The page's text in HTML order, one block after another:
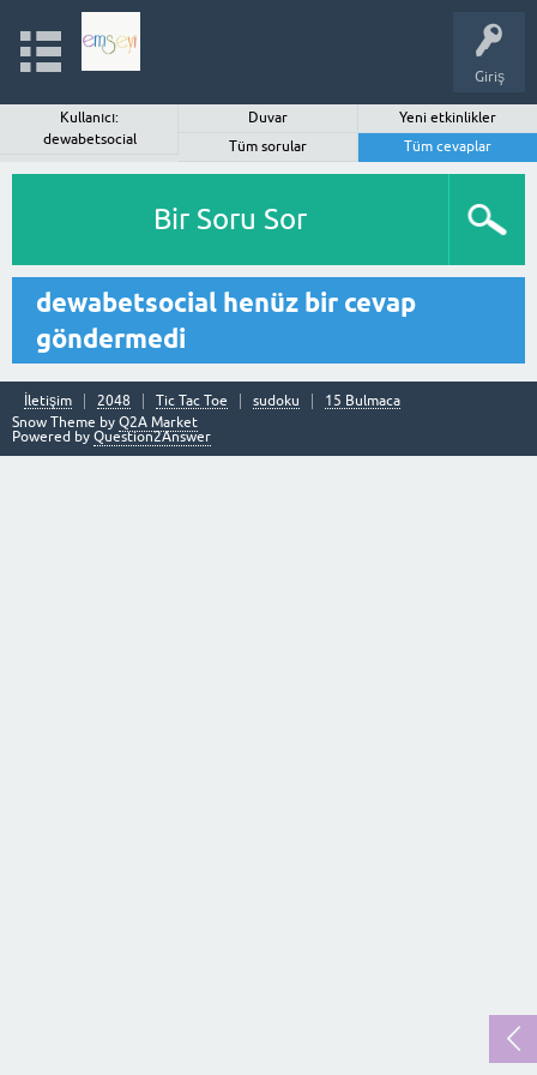
Giriş
Kullanıcı:
dewabetsocial
Duvar
Yeni etkinlikler
Tüm sorular
Tüm cevaplar
Bir Soru Sor
dewabetsocial henüz bir cevap
göndermedi
İletişim 2048 Tic Tac Toe sudoku
15 Bulmaca
Snow Theme by Q2A Market
Powered by Question2Answer